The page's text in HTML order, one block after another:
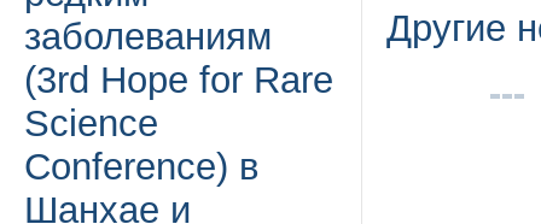
заболеваниям
(3rd Hope for Rare
Science
Conference) в
Шанхае и
Другие